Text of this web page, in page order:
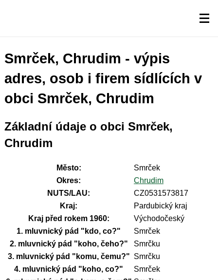
Smrček, Chrudim - výpis
adres, osob i firem sídlících v
obci Smrček, Chrudim
Základní údaje o obci Smrček,
Chrudim
Město:
Smrček
Okres:
Chrudim
NUTS/LAU:
CZ0531573817
Kraj:
Pardubický kraj
Kraj před rokem 1960:
Východočeský
1. mluvnický pád "kdo, co?"
Smrček
2. mluvnický pád "koho, čeho?"
Smrčku
3. mluvnický pád "komu, čemu?" Smrčku
4. mluvnický pád "koho, co?"
Smrček